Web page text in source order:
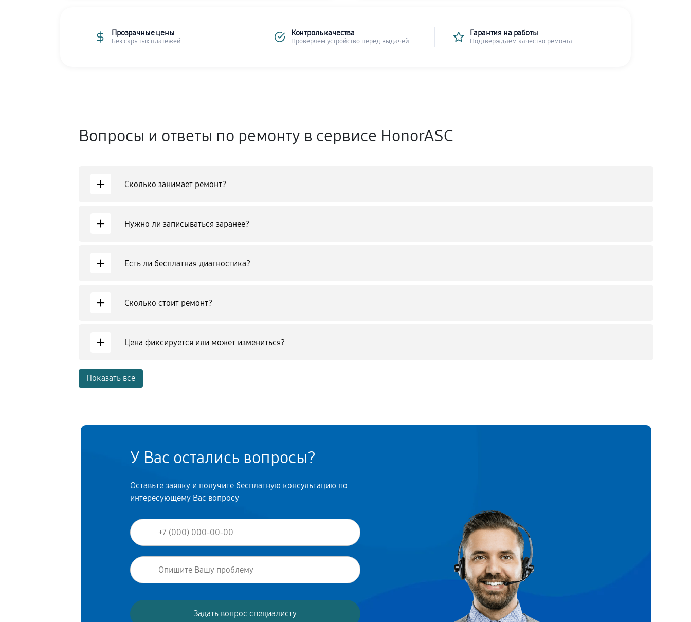
Прозрачные цены
Без скрытых платежей
Контроль качества
Проверяем устройство перед выдачей
Гарантия на работы
Подтверждаем качество ремонта
Вопросы и ответы по ремонту в сервисе HonorASC
+ Сколько занимает ремонт?
+ Нужно ли записываться заранее?
+ Есть ли бесплатная диагностика?
+ Сколько стоит ремонт?
+ Цена фиксируется или может измениться?
Показать все
У Вас остались вопросы?
Оставьте заявку и получите бесплатную консультацию по
интересующему Вас вопросу